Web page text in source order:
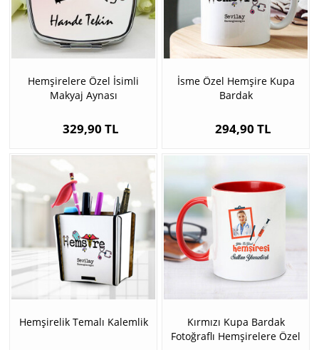
Hemşirelere Özel İsimli
Makyaj Aynası
329,90 TL
İsme Özel Hemşire Kupa
Bardak
294,90 TL
Hemşirelik Temalı Kalemlik
Kırmızı Kupa Bardak
Fotoğraflı Hemşirelere Özel